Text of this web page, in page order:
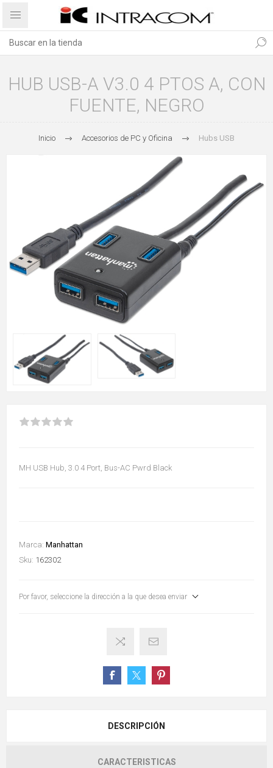
HUB USB-A V3.0 4 PTOS A, CON
FUENTE, NEGRO
Inicio Accesorios de PC y Oficina Hubs USB
MH USB Hub, 3.0 4 Port, Bus-AC Pwrd Black
Marca: Manhattan
Sku: 162302
Por favor, seleccione la dirección a la que desea enviar
DESCRIPCIÓN
CARACTERISTICAS